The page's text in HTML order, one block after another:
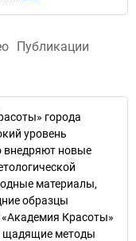
Публикации
города
уровень
внедряют новые
материалы,
образцы
«Академия Красоты»
щадящие методы